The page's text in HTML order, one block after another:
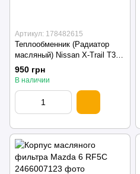
Артикул: 178482615
Теплообменник (Радиатор
масляный) Nissan X-Trail T30
2.2 dCi 178482615
950 грн
В наличии